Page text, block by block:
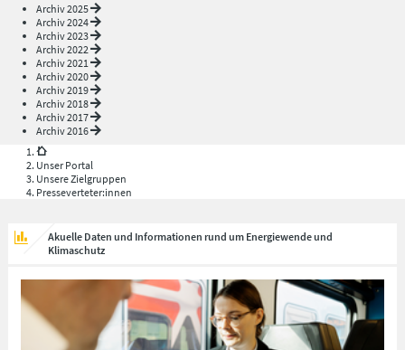
Archiv 2025
Archiv 2024
Archiv 2023
Archiv 2022
Archiv 2021
Archiv 2020
Archiv 2019
Archiv 2018
Archiv 2017
Archiv 2016
Unser Portal
Unsere Zielgruppen
Presseverteter:innen
Akuelle Daten und Informationen rund um Energiewende und
Klimaschutz